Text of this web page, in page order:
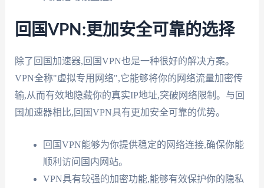
回国VPN:更加安全可靠的选择
除了回国加速器,回国VPN也是一种很好的解决方案。
VPN全称"虚拟专用网络",它能够将你的网络流量加密传
输,从而有效地隐藏你的真实IP地址,突破网络限制。与回
国加速器相比,回国VPN具有更加安全可靠的优势。
回国VPN能够为你提供稳定的网络连接,确保你能
顺利访问国内网站。
VPN具有较强的加密功能,能够有效保护你的隐私